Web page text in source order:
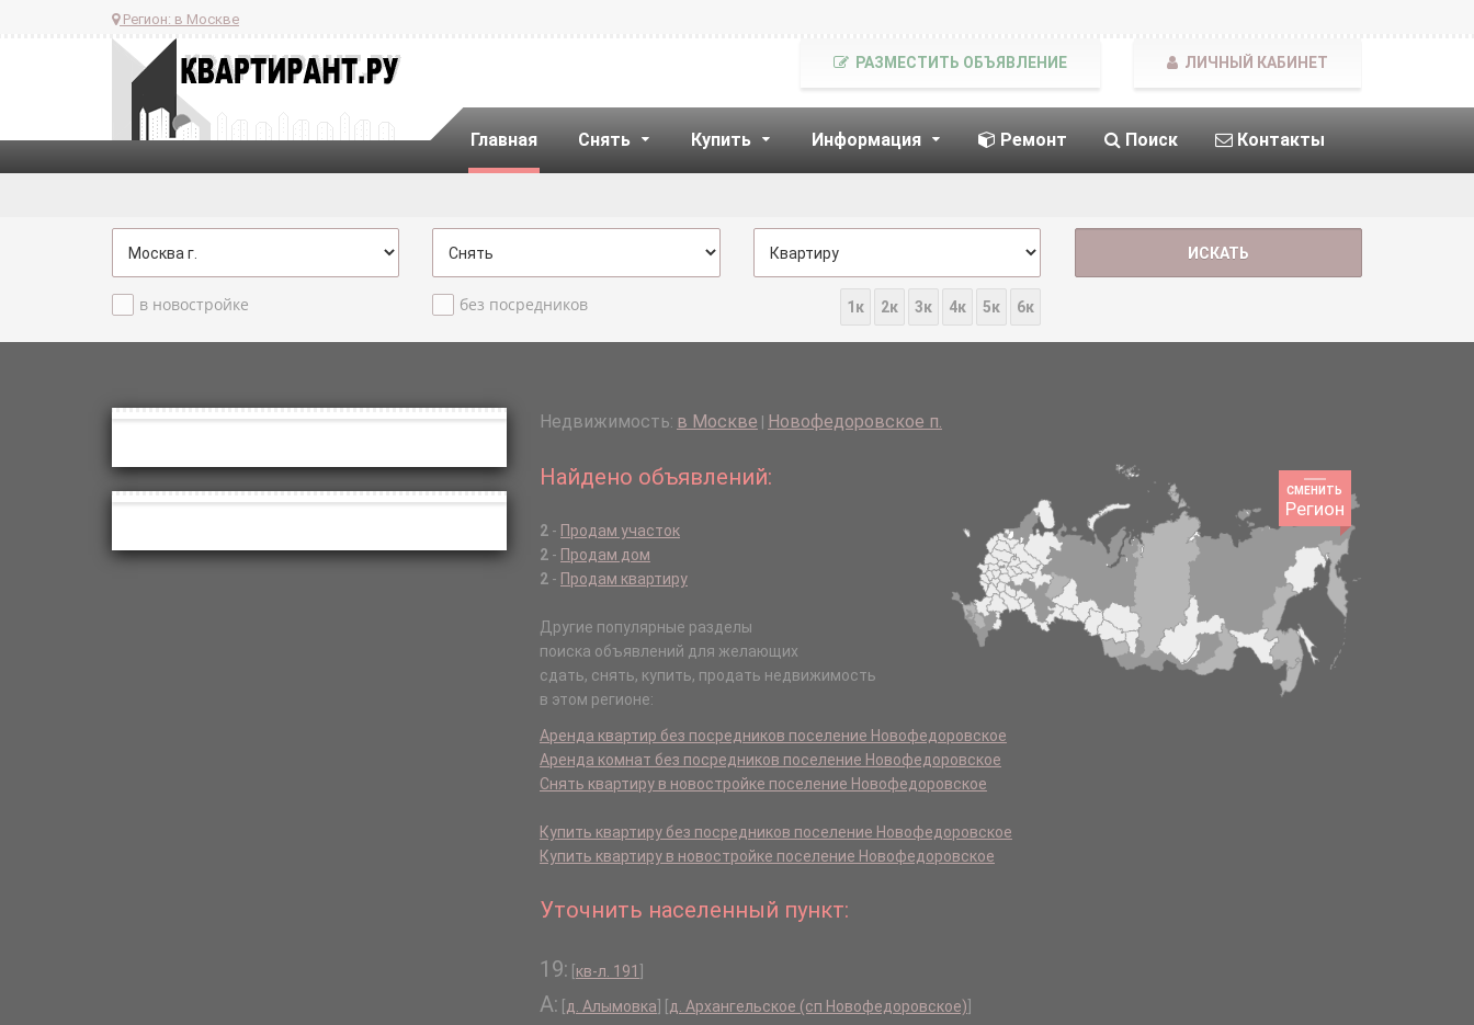
Регион: в Москве
Главная Снять Купить Информация Ремонт Поиск Контакты
РАЗМЕСТИТЬ ОБЪЯВЛЕНИЕ ЛИЧНЫЙ КАБИНЕТ
в новостройке без посредников 1к 2к 3к 4к 5к 6к
Недвижимость: в Москве Новофедоровское п.
СМЕНИТЬ
Регион
Найдено объявлений:
2- Продам участок
2- Продам дом
2- Продам квартиру
Другие популярные разделы
поиска объявлений для желающих
сдать, снять, купить, продать недвижимость
в этом регионе:
Аренда квартир без посредников поселение Новофедоровское
Аренда комнат без посредников поселение Новофедоровское
Снять квартиру в новостройке поселение Новофедоровское
Купить квартиру без посредников поселение Новофедоровское
Купить квартиру в новостройке поселение Новофедоровское
Уточнить населенный пункт:
19: кв-л. 191
А: д. Алымовка д. Архангельское (сп Новофедоровское)